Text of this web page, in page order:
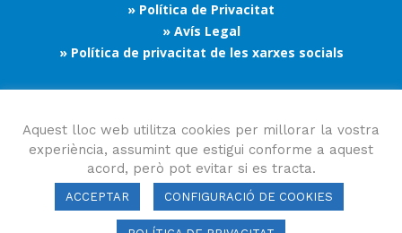
» Política de Privacitat
» Avís Legal
» Política de privacitat de les xarxes socials
Segueix-nos
Aquest lloc web utilitza cookies per millorar la vostra
experiència, assumint que estigui conforme a aquest
acord, però pot evitar si es tracta.
ACCEPTAR CONFIGURACIÓ DE COOKIES